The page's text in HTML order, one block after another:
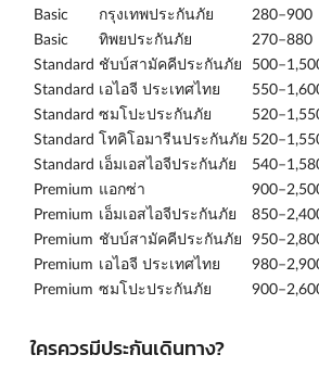
Basic
กรุงเทพประกันภัย
280–900
Basic
ทิพยประกันภัย
270–880
Standard ชับบ์สามัคคีประกันภัย
Standard เอไอจี ประเทศไทย
Standard ซมโปะประกันภัย
Standard โทคิโอมารีนประกันภัย
Standard เอ็มเอสไอจีประกันภัย
Premium แอกซ่า
Premium เอ็มเอสไอจีประกันภัย
Premium ชับบ์สามัคคีประกันภัย
Premium เอไอจี ประเทศไทย
Premium ซมโปะประกันภัย
ใครควรมีประกันเดินทาง?